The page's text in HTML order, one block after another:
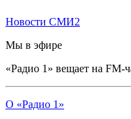
Новости СМИ2
Мы в эфире
«Радио 1» вещает на FM-
О «Радио 1»